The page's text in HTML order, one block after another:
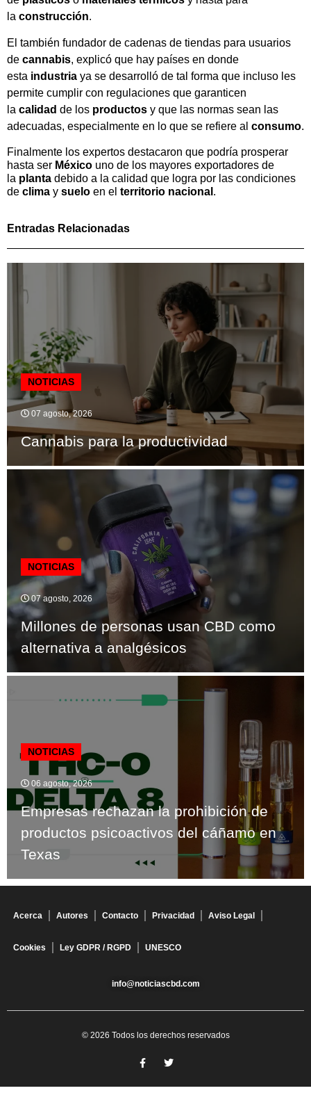
la construcción.
El también fundador de cadenas de tiendas para usuarios
de cannabis, explicó que hay países en donde
esta industria ya se desarrolló de tal forma que incluso les
permite cumplir con regulaciones que garanticen
la calidad de los productos y que las normas sean las
adecuadas, especialmente en lo que se refiere al consumo.
Finalmente los expertos destacaron que podría prosperar
hasta ser México uno de los mayores exportadores de
la planta debido a la calidad que logra por las condiciones
de clima y suelo en el territorio nacional .
Entradas Relacionadas
NOTICIAS
07 agosto, 2026
Cannabis para la productividad
NOTICIAS
07 agosto, 2026
Millones de personas usan CBD como
alternativa a analgésicos
NOTICIAS
06 agosto, 2026
Empresas rechazan la prohibición de
productos psicoactivos del cáñamo en
Texas
Acerca Autores Contacto Privacidad Aviso Legal
Cookies Ley GDPR / RGPD UNESCO
info@noticiascbd.com
© 2026 Todos los derechos reservados